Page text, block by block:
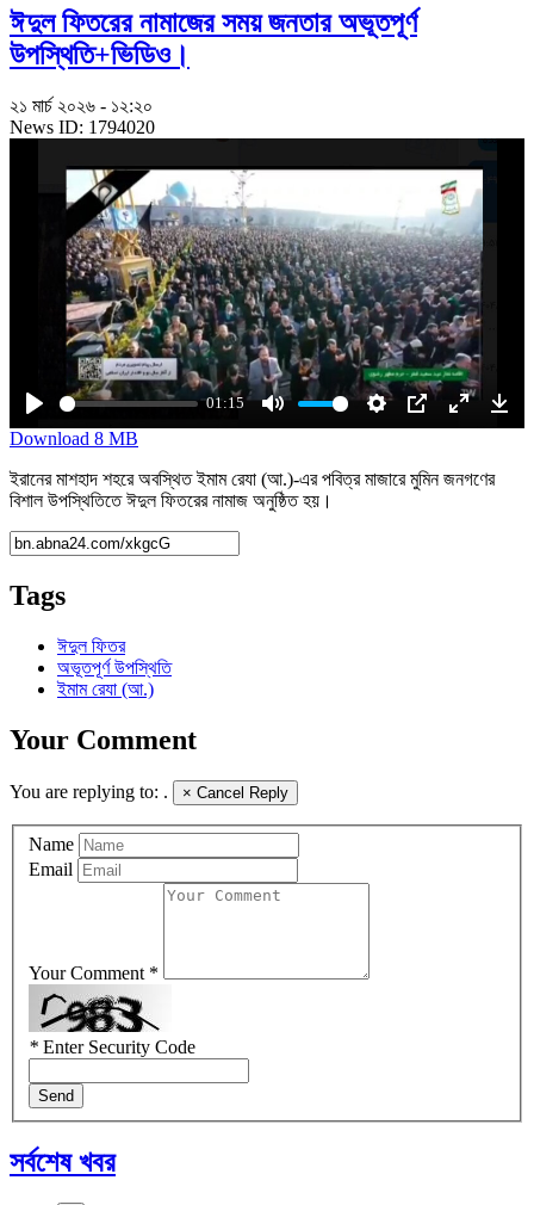
ঈদুল ফিতরের নামাজের সময় জনতার অভূতপূর্ণ
উপস্থিতি+ভিডিও।
২১ মার্চ ২০২৬ - ১২:২০
News ID: 1794020
Play
01:15
Mute Settings
PIP
Enter
Download 8 MB
ইরানের মাশহাদ শহরে অবস্থিত ইমাম রেযা (আ.)-এর পবিত্র মাজারে মুমিন জনগণের
বিশাল উপস্থিতিতে ঈদুল ফিতরের নামাজ অনুষ্ঠিত হয়।
Tags
ঈদুল ফিতর
অভূতপূর্ণ উপস্থিতি
ইমাম রেযা (আ.)
Your Comment
You are replying to: . × Cancel Reply
Name
Email
Your Comment *
* Enter Security Code
Send
সর্বশেষ খবর